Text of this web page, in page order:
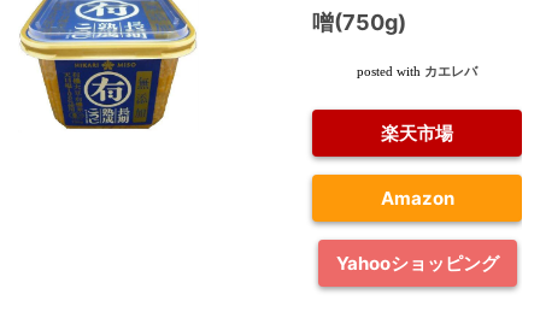
噌(750g)
posted with カエレバ
楽天市場
Amazon
Yahooショッピング